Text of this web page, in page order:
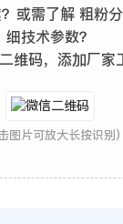
或需了解 粗粉
细技术参数？
维码，添加厂家
图片可放大长按识别)